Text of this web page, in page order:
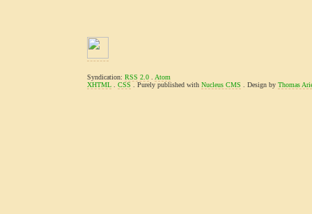
Syndication: RSS 2.0
Atom
XHTML
CSS . Purely published with Nucleus CMS . Design by Thomas